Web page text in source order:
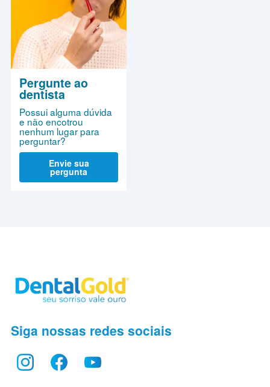
Pergunte ao
dentista
Possui alguma dúvida
e não encotrou
nenhum lugar para
perguntar?
Envie sua
pergunta
Siga nossas redes sociais